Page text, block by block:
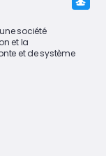
société
et la
et de système